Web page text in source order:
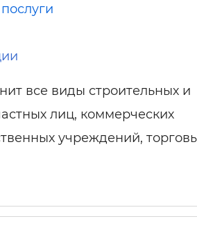
послуги
все виды строительных и
лиц, коммерческих
учреждений,